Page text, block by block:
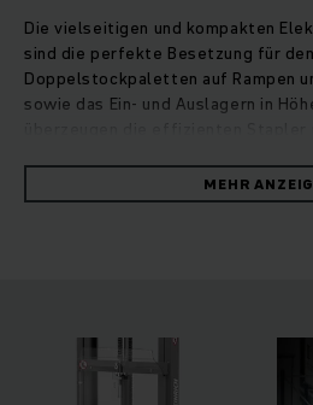
Die vielseitigen und kompakten
sind die perfekte Besetzung für
Doppelstockpaletten auf Rampen
sowie das Ein- und Auslagern in
Lagerverhältnissen. Durch die
jeweils zwei Paletten arbeiten die
Drehstrommotor glänzt mit
Leistungsstärke, hohem
Energieeffizienz. Komfortables
MEHR